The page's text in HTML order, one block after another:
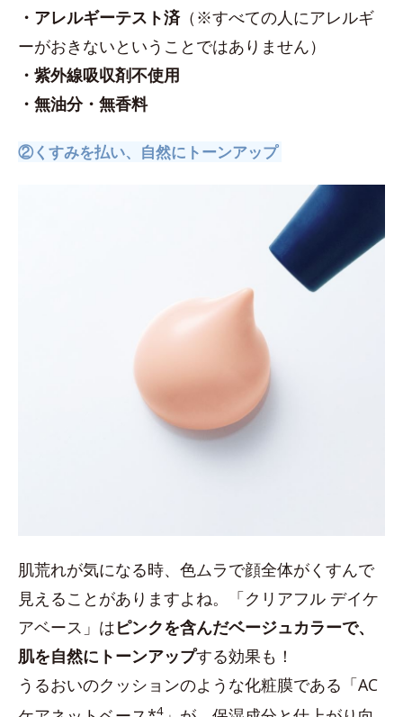
・アレルギーテスト済（※すべての人にアレルギ
ーがおきないということではありません）
・紫外線吸収剤不使用
・無油分・無香料
②くすみを払い、自然にトーンアップ
肌荒れが気になる時、色ムラで顔全体がくすんで
見えることがありますよね。「クリアフル デイケ
アベース」はピンクを含んだベージュカラーで、
肌を自然にトーンアップする効果も！
うるおいのクッションのような化粧膜である「AC
4